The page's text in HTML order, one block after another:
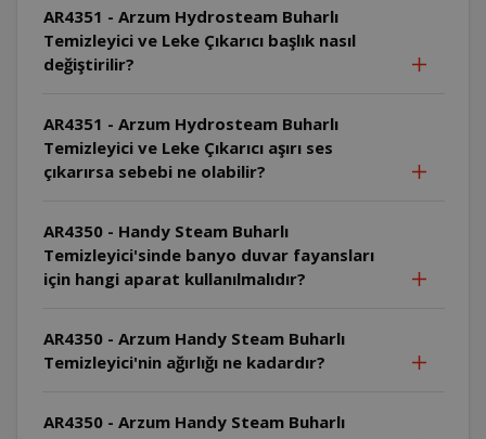
AR4351 - Arzum Hydrosteam Buharlı
Temizleyici ve Leke Çıkarıcı başlık nasıl
değiştirilir?
AR4351 - Arzum Hydrosteam Buharlı
Temizleyici ve Leke Çıkarıcı aşırı ses
çıkarırsa sebebi ne olabilir?
AR4350 - Handy Steam Buharlı
Temizleyici'sinde banyo duvar fayansları
için hangi aparat kullanılmalıdır?
AR4350 - Arzum Handy Steam Buharlı
Temizleyici'nin ağırlığı ne kadardır?
AR4350 - Arzum Handy Steam Buharlı